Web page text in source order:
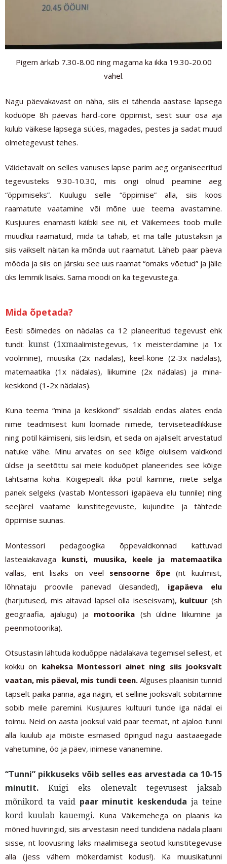
Pigem ärkab 7.30-8.00 ning magama ka ikka 19.30-20.00
vahel.
Nagu päevakavast on näha, siis ei tähenda aastase lapsega
koduõpe 8h päevas hard-core õppimist, sest suur osa aja
kulub väikese lapsega süües, magades, pestes ja sadat muud
olmetegevust tehes.
Väidetavalt on selles vanuses lapse parim aeg organiseeritud
tegevusteks 9.30-10.30, mis ongi olnud peamine aeg
“õppimiseks”. Kuulugu selle “õppimise” alla, siis koos
raamatute vaatamine või mõne uue teema avastamine.
Kusjuures enamasti käibki see nii, et Väikemees toob mulle
muudkui raamatuid, mida ta tahab, et ma talle jutustaksin ja
siis vaikselt näitan ka mõnda uut raamatut. Läheb paar päeva
mööda ja siis on järsku see uus raamat “omaks võetud” ja jälle
üks lemmik lisaks. Sama moodi on ka tegevustega.
Mida õpetada?
Eesti sõimedes on nädalas ca 12 planeeritud tegevust ehk
tundi: kunst (1xmaalimistegevus, 1x meisterdamine ja 1x
voolimine), muusika (2x nädalas), keel-kõne (2-3x nädalas),
matemaatika (1x nädalas), liikumine (2x nädalas) ja mina-
keskkond (1-2x nädalas).
Kuna teema “mina ja keskkond” sisaldab endas alates enda
nime teadmisest kuni loomade nimede, terviseteadlikkuse
ning potil käimiseni, siis leidsin, et seda on ajaliselt arvestatud
natuke vähe. Minu arvates on see kõige olulisem valdkond
üldse ja seetõttu sai meie koduõpet planeerides see kõige
tähtsama koha. Kõigepealt ikka potil käimine, riiete selga
panek selgeks (vastab Montessori igapäeva elu tunnile) ning
seejärel vaatame kunstitegevuste, kujundite ja tähtede
õppimise suunas.
Montessori pedagoogika õppevaldkonnad kattuvad
lasteaiakavaga kunsti, muusika, keele ja matemaatika
vallas, ent lisaks on veel sensoorne õpe(nt kuulmist,
lõhnataju proovile panevad ülesanded), igapäeva elu
(harjutused, mis aitavad lapsel olla iseseisvam), kultuur (sh
geograafia, ajalugu) ja motoorika (sh üldine liikumine ja
peenmotoorika).
Otsustasin lähtuda koduõppe nädalakava tegemisel sellest, et
kokku on kaheksa Montessori ainet ning siis jooksvalt
vaatan, mis päeval, mis tundi teen. Alguses plaanisin tunnid
täpselt paika panna, aga nägin, et selline jooksvalt sobitamine
sobib meile paremini. Kusjuures kultuuri tunde iga nädal ei
toimu. Neid on aasta jooksul vaid paar teemat, nt ajaloo tunni
alla kuulub aja mõiste esmased õpingud nagu aastaaegade
vahetumine, öö ja päev, inimese vananemine.
“Tunni” pikkuseks võib selles eas arvestada ca 10-15
minutit. Kuigi eks olenevalt tegevusest jaksab
mõnikord ta vaid paar minutit keskenduda ja teine
kord kuulab kauemgi. Kuna Väikemehega on plaanis ka
mõned huviringid, siis arvestasin need tundidena nädala plaani
sisse, nt loovusring läks maalimisega seotud kunstitegevuse
alla (jess vähem mökerdamist kodus!). Ka muusikatunni